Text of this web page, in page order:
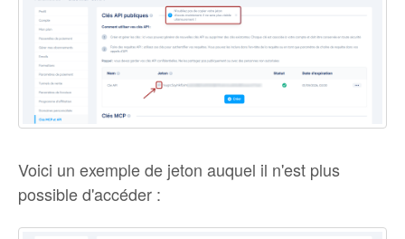
Voici un exemple de jeton auquel il n'est plus
possible d'accéder :